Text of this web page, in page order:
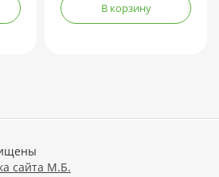
В корзину
сайта М.Б.